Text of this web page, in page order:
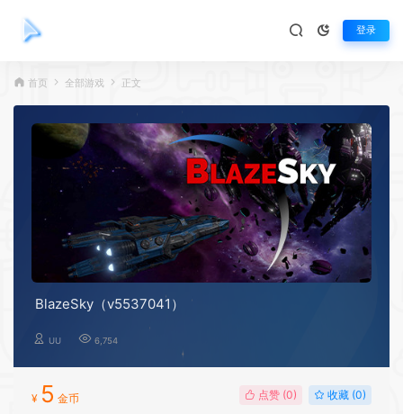
登录
首页 全部游戏 正文
BlazeSky（v5537041）
UU 6,754
¥ 5 金币 点赞 (0) 收藏 (0)